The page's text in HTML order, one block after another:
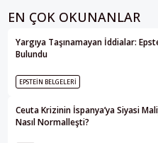
EN ÇOK OKUNANLAR
Yargıya Taşınamayan İddialar:
Bulundu
EPSTEIN BELGELERI
Ceuta Krizinin İspanya’ya Siyasi
Nasıl Normalleşti?